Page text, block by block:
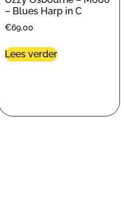
– Blues Harp in C
€69,00
Lees verder